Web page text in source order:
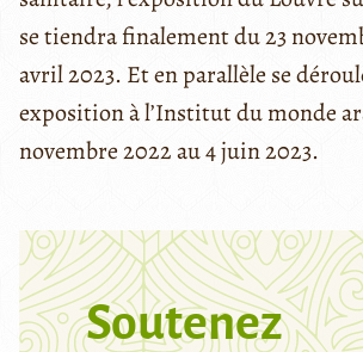
se tiendra finalement du 23
avril 2023. Et en parallèle se
exposition à l’Institut du monde
novembre 2022 au 4 juin 2023.
Soutenez